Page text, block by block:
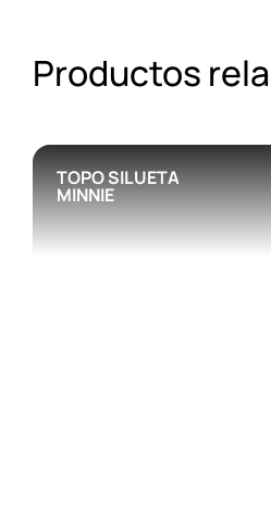
Productos
TOPO SILUETA
MINNIE